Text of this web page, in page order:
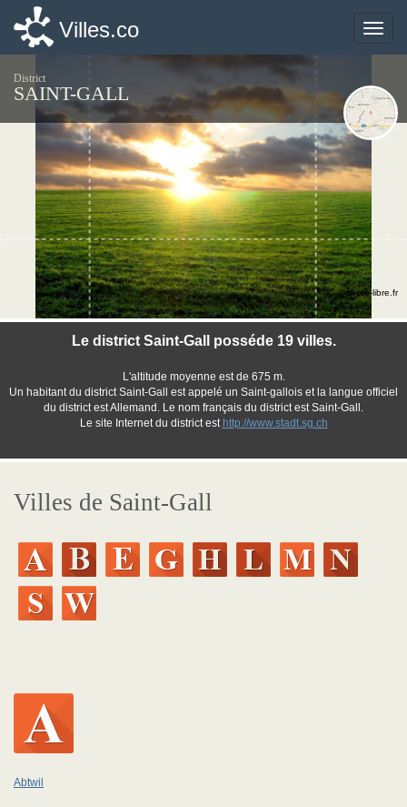
Toggle
Villes.co
District
SAINT-GALL
Le district Saint-Gall posséde 19 villes.
L'altitude moyenne est de 675 m.
Un habitant du district Saint-Gall est appelé un Saint-gallois et la langue officiel
du district est Allemand. Le nom français du district est Saint-Gall.
Le site Internet du district est http://www.stadt.sg.ch
©photo-libre.fr
Villes de Saint-Gall
Abtwil
Toggle
Villes.co